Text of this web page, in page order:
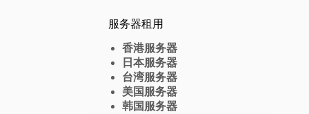
服务器租用
香港服务器
日本服务器
台湾服务器
美国服务器
韩国服务器